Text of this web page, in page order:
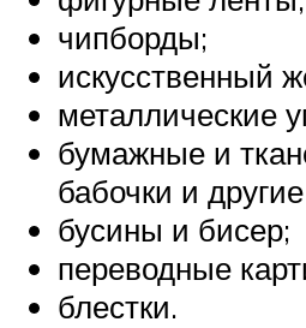
чипборды;
искусственный
металлические
бумажные и
бабочки и
бусины и бисер;
переводные
блестки.